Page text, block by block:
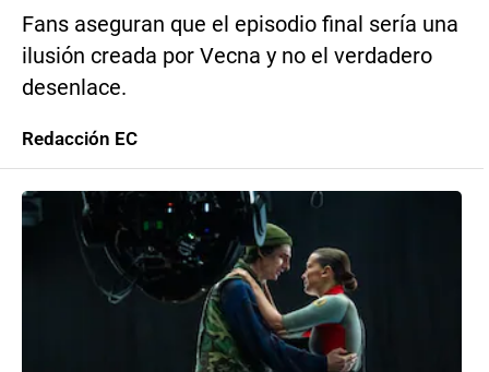
Fans aseguran que el episodio final sería una
ilusión creada por Vecna y no el verdadero
desenlace.
Redacción EC